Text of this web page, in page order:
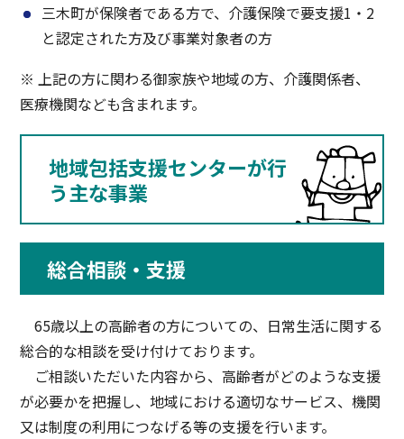
三木町が保険者である方で、介護保険で要支援1・2
と認定された方及び事業対象者の方
※ 上記の方に関わる御家族や地域の方、介護関係者、
医療機関なども含まれます。
地域包括支援センターが行
う主な事業
総合相談・支援
65歳以上の高齢者の方についての、日常生活に関する
総合的な相談を受け付けております。
ご相談いただいた内容から、高齢者がどのような支援
が必要かを把握し、地域における適切なサービス、機関
又は制度の利用につなげる等の支援を行います。